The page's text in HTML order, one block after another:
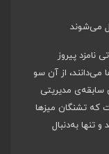
می‌شوند
نامزد پیروز
از آن سو
سابقه‌ی مدیریتی
که تشنگان میزها
تنها به‌دنبال